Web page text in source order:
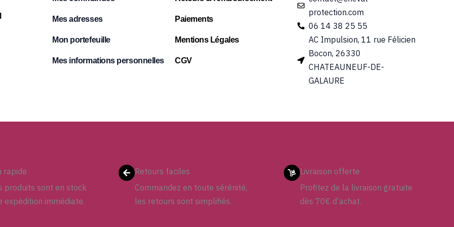
Mes adresses
Mon portefeuille
Mes informations personnelles
Paiements
Mentions Légales
CGV
protection.com
06 14 38 25 55
AC Impulsion, 11 rue Félicien
Bocon, 26330
CHATEAUNEUF-DE-
GALAURE
rapide
produits sont en stock
expédition immédiate.
Retours faciles
Commandez en toute sérénité,
les retours sont simplifiés.
Livraison offerte
Profitez de la livraison gratuite
dès 70€ d’achat.